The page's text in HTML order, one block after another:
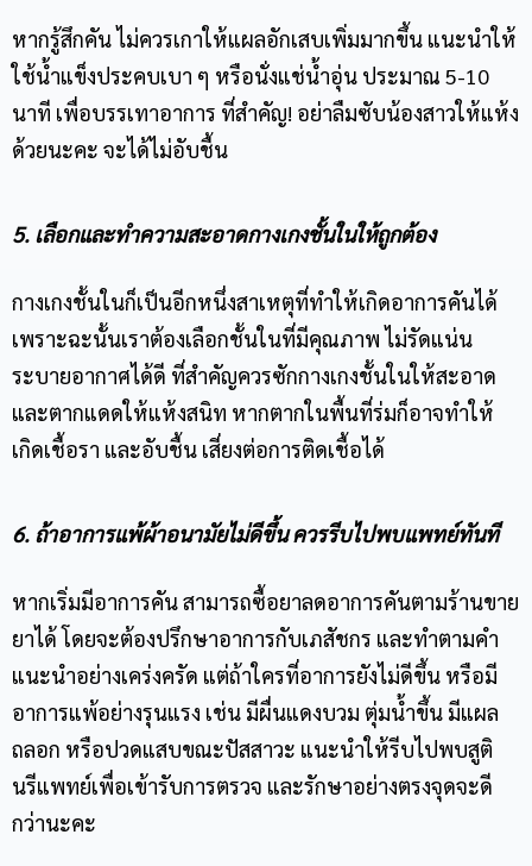
หากรู้สึกคัน ไม่ควรเกาให้แผลอักเสบเพิ่มมากขึ้น แนะนำให้
ใช้น้ำแข็งประคบเบา ๆ หรือนั่งแช่น้ำอุ่น ประมาณ 5-10
นาที เพื่อบรรเทาอาการ ที่สำคัญ! อย่าลืมซับน้องสาวให้แห้ง
ด้วยนะคะ จะได้ไม่อับชื้น
5. เลือกและทำความสะอาดกางเกงชั้นในให้ถูกต้อง
กางเกงชั้นในก็เป็นอีกหนึ่งสาเหตุที่ทำให้เกิดอาการคันได้
เพราะฉะนั้นเราต้องเลือกชั้นในที่มีคุณภาพ ไม่รัดแน่น
ระบายอากาศได้ดี ที่สำคัญควรซักกางเกงชั้นในให้สะอาด
และตากแดดให้แห้งสนิท หากตากในพื้นที่ร่มก็อาจทำให้
เกิดเชื้อรา และอับชื้น เสี่ยงต่อการติดเชื้อได้
6. ถ้าอาการแพ้ผ้าอนามัยไม่ดีขึ้น ควรรีบไปพบแพทย์ทันที
หากเริ่มมีอาการคัน สามารถซื้อยาลดอาการคันตามร้านขาย
ยาได้ โดยจะต้องปรึกษาอาการกับเภสัชกร และทำตามคำ
แนะนำอย่างเคร่งครัด แต่ถ้าใครที่อาการยังไม่ดีขึ้น หรือมี
อาการแพ้อย่างรุนแรง เช่น มีผื่นแดงบวม ตุ่มน้ำขึ้น มีแผล
ถลอก หรือปวดแสบขณะปัสสาวะ แนะนำให้รีบไปพบสูติ
นรีแพทย์เพื่อเข้ารับการตรวจ และรักษาอย่างตรงจุดจะดี
กว่านะคะ